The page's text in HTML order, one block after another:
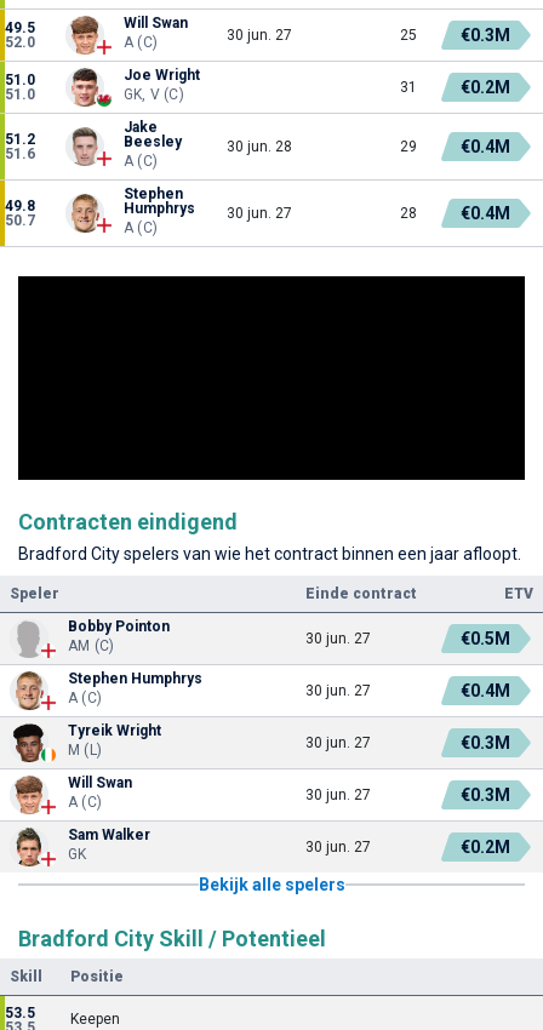
49.5
52.0
Will Swan
A (C)
30 jun. 27 25 €0.3M
51.0
51.0
Joe Wright
GK, V (C)
31 €0.2M
51.2
51.6
Jake
Beesley
A (C)
30 jun. 28 29 €0.4M
49.8
50.7
Stephen
Humphrys
A (C)
30 jun. 27 28 €0.4M
Contracten eindigend
Bradford City spelers van wie het contract binnen een jaar afloopt.
Speler Einde contract
ETV
Bobby Pointon
AM (C)
30 jun. 27 €0.5M
Stephen Humphrys
A (C)
30 jun. 27 €0.4M
Tyreik Wright
M (L)
30 jun. 27 €0.3M
Will Swan
A (C)
30 jun. 27 €0.3M
Sam Walker
GK
30 jun. 27
€0.2M
Bekijk alle spelers
Bradford City Skill / Potentieel
Skill Positie
53.5
Keepen